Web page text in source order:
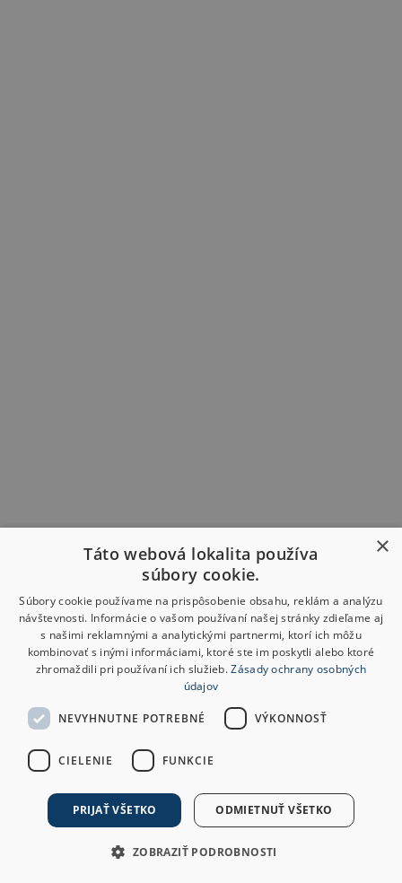
×
Táto webová lokalita používa
súbory cookie.
Súbory cookie používame na prispôsobenie obsahu, reklám a analýzu
návštevnosti. Informácie o vašom používaní našej stránky zdieľame aj
s našimi reklamnými a analytickými partnermi, ktorí ich môžu
kombinovať s inými informáciami, ktoré ste im poskytli alebo ktoré
zhromaždili pri používaní ich služieb.Zásady ochrany osobných
údajov
NEVYHNUTNE POTREBNÉ VÝKONNOSŤ
CIELENIE FUNKCIE
PRIJAŤ VŠETKO ODMIETNUŤ VŠETKO
ZOBRAZIŤ PODROBNOSTI